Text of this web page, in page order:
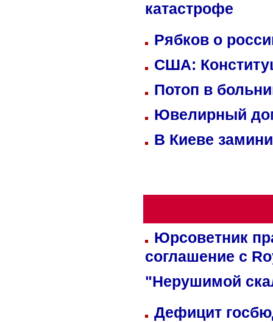
катастрофе
Рябков о
США:
Потоп в
Ювелирный
В Киеве
Юрсоветник
соглашение с
"Нерушимой
Дефицит